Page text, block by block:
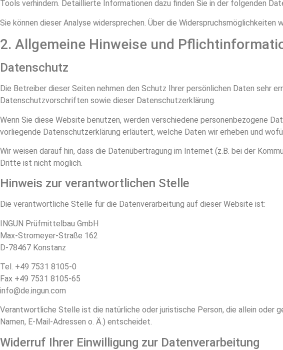
Tools verhindern. Detaillierte Informationen dazu finden Sie in der folgenden
Sie können dieser Analyse widersprechen. Über die Widerspruchsmöglichkeiten
2. Allgemeine Hinweise und
Datenschutz
Die Betreiber dieser Seiten nehmen den Schutz Ihrer persönlichen Daten sehr
Datenschutzvorschriften sowie dieser Datenschutzerklärung.
Wenn Sie diese Website benutzen, werden verschiedene personenbezogene
vorliegende Datenschutzerklärung erläutert, welche Daten wir erheben und
Wir weisen darauf hin, dass die Datenübertragung im Internet (z.B. bei der
Dritte ist nicht möglich.
Hinweis zur verantwortlichen Stelle
Die verantwortliche Stelle für die Datenverarbeitung auf dieser Website ist:
INGUN Prüfmittelbau GmbH
Max-Stromeyer-Straße 162
D-78467 Konstanz
Tel. +49 7531 8105-0
Fax +49 7531 8105-65
info@de.ingun.com
Verantwortliche Stelle ist die natürliche oder juristische Person, die allein oder
Namen, E-Mail-Adressen o. Ä.) entscheidet.
Widerruf Ihrer Einwilligung zur Datenverarbeitung